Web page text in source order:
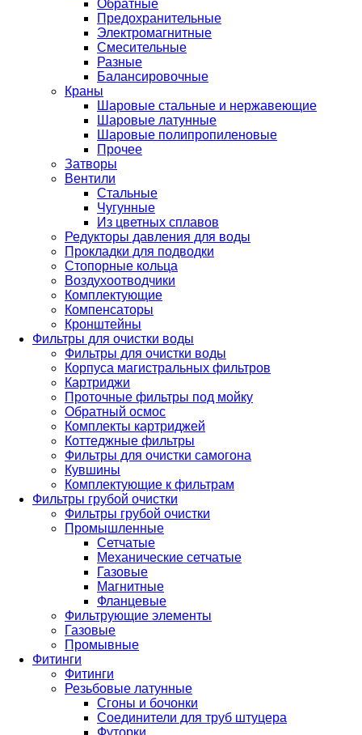
Обратные
Предохранительные
Электромагнитные
Смесительные
Разные
Балансировочные
Краны
Шаровые стальные и нержавеющие
Шаровые латунные
Шаровые полипропиленовые
Прочее
Затворы
Вентили
Стальные
Чугунные
Из цветных сплавов
Редукторы давления для воды
Прокладки для подводки
Стопорные кольца
Воздухоотводчики
Комплектующие
Компенсаторы
Кронштейны
Фильтры для очистки воды
Фильтры для очистки воды
Корпуса магистральных фильтров
Картриджи
Проточные фильтры под мойку
Обратный осмос
Комплекты картриджей
Коттеджные фильтры
Фильтры для очистки самогона
Кувшины
Комплектующие к фильтрам
Фильтры грубой очистки
Фильтры грубой очистки
Промышленные
Сетчатые
Механические сетчатые
Газовые
Магнитные
Фланцевые
Фильтрующие элементы
Газовые
Промывные
Фитинги
Фитинги
Резьбовые латунные
Сгоны и бочонки
Соединители для труб штуцера